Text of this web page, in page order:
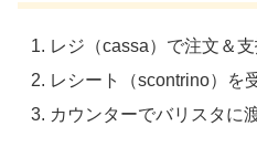
レジ（cassa）で注文＆
レシート（scontrino）を
カウンターでバリスタに